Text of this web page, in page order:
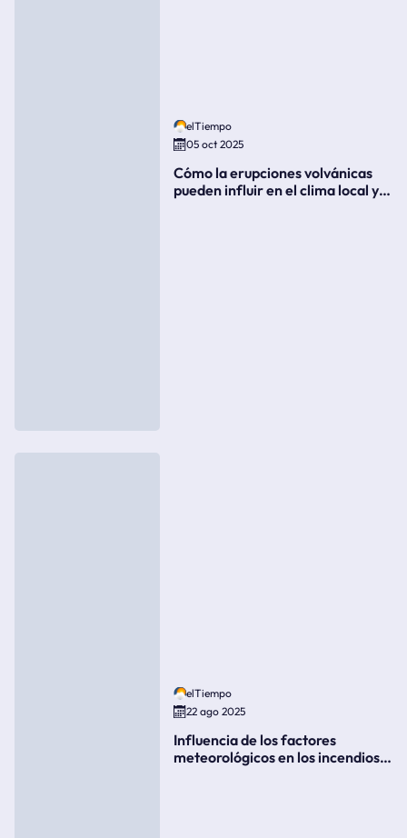
elTiempo
05 oct 2025
Cómo la erupciones volvánicas
pueden influir en el clima local y
elTiempo
22 ago 2025
Influencia de los factores
meteorológicos en los incendios